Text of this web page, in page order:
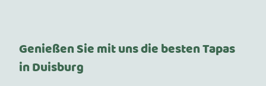
Genießen Sie mit uns die besten Tapas
in Duisburg